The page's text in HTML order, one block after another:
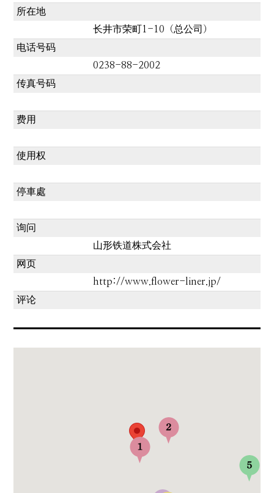
所在地
长井市荣町1-10（总公司）
电话号码
0238-88-2002
传真号码
费用
使用权
停車處
询问
山形铁道株式会社
网页
http://www.flower-liner.jp/
评论